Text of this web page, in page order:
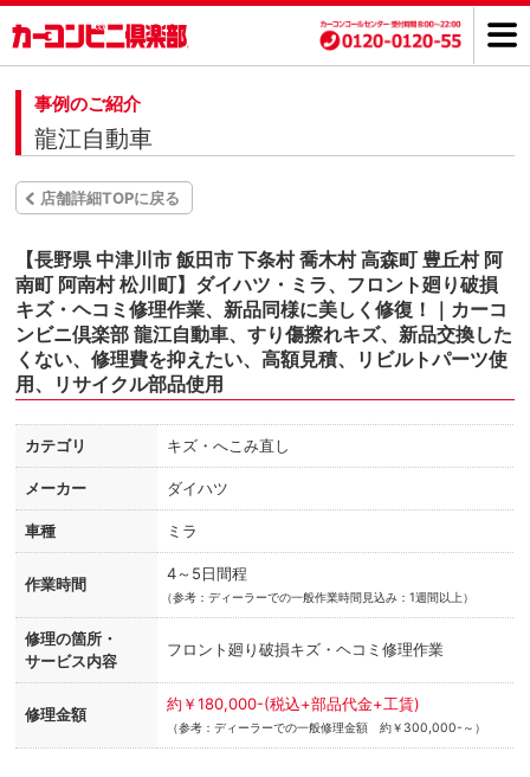
事例のご紹介
龍江自動車
店舗詳細TOPに戻る
【長野県 中津川市 飯田市 下条村 喬木村 高森町 豊丘村 阿
南町 阿南村 松川町】ダイハツ・ミラ、フロント廻り破損
キズ・ヘコミ修理作業、新品同様に美しく修復！｜カーコ
ンビニ倶楽部 龍江自動車、すり傷擦れキズ、新品交換した
くない、修理費を抑えたい、高額見積、リビルトパーツ使
用、リサイクル部品使用
カテゴリ キズ・へこみ直し
メーカー ダイハツ
車種 ミラ
作業時間
4～5日間程
（参考：ディーラーでの一般作業時間見込み：1週間以上）
修理の箇所・
サービス内容
フロント廻り破損キズ・ヘコミ修理作業
修理金額
約￥180,000-(税込+部品代金+工賃)
（参考：ディーラーでの一般修理金額 約￥300,000-～）